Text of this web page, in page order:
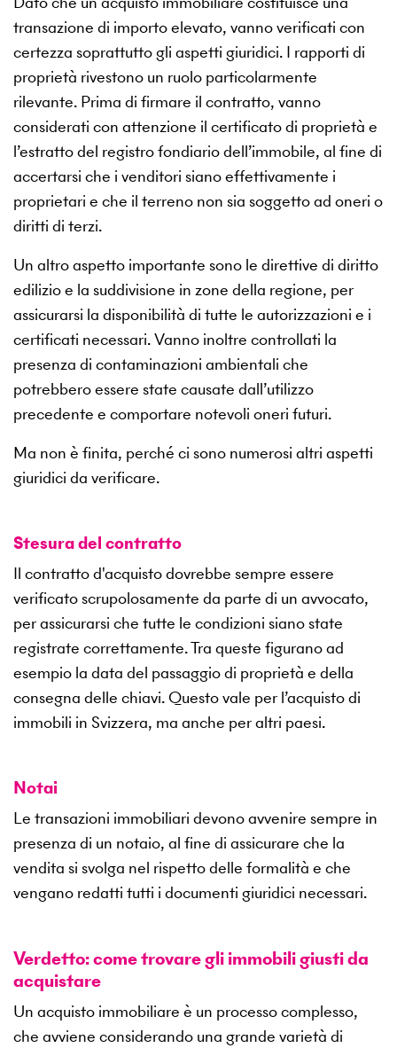
transazione di importo elevato, vanno verificati con
certezza soprattutto gli aspetti giuridici. I rapporti di
proprietà rivestono un ruolo particolarmente
rilevante. Prima di firmare il contratto, vanno
considerati con attenzione il certificato di proprietà e
l’estratto del registro fondiario dell’immobile, al fine di
accertarsi che i venditori siano effettivamente i
proprietari e che il terreno non sia soggetto ad oneri o
diritti di terzi.
Un altro aspetto importante sono le direttive di diritto
edilizio e la suddivisione in zone della regione, per
assicurarsi la disponibilità di tutte le autorizzazioni e i
certificati necessari. Vanno inoltre controllati la
presenza di contaminazioni ambientali che
potrebbero essere state causate dall’utilizzo
precedente e comportare notevoli oneri futuri.
Ma non è finita, perché ci sono numerosi altri aspetti
giuridici da verificare.
Stesura del contratto
Il contratto d'acquisto dovrebbe sempre essere
verificato scrupolosamente da parte di un avvocato,
per assicurarsi che tutte le condizioni siano state
registrate correttamente. Tra queste figurano ad
esempio la data del passaggio di proprietà e della
consegna delle chiavi. Questo vale per l’acquisto di
immobili in Svizzera, ma anche per altri paesi.
Notai
Le transazioni immobiliari devono avvenire sempre in
presenza di un notaio, al fine di assicurare che la
vendita si svolga nel rispetto delle formalità e che
vengano redatti tutti i documenti giuridici necessari.
Verdetto: come trovare gli immobili giusti da
acquistare
Un acquisto immobiliare è un processo complesso,
che avviene considerando una grande varietà di